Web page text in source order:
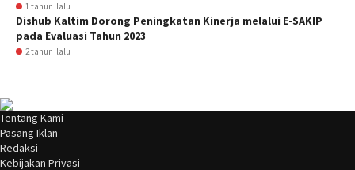
1 tahun lalu
Dishub Kaltim Dorong Peningkatan Kinerja melalui E-SAKIP
pada Evaluasi Tahun 2023
2 tahun lalu
Tentang Kami
Pasang Iklan
Redaksi
Kebijakan Privasi